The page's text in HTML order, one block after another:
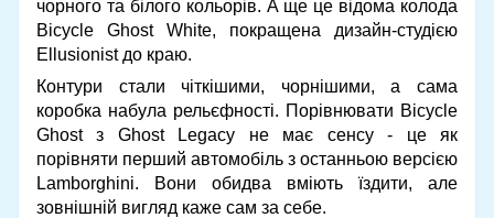
чорного та білого кольорів. А ще це відома колода
Bicycle Ghost White, покращена дизайн-студією
Ellusionist до краю.
Контури стали чіткішими, чорнішими, а сама
коробка набула рельєфності. Порівнювати Bicycle
Ghost з Ghost Legacy не має сенсу - це як
порівняти перший автомобіль з останньою версією
Lamborghini. Вони обидва вміють їздити, але
зовнішній вигляд каже сам за себе.